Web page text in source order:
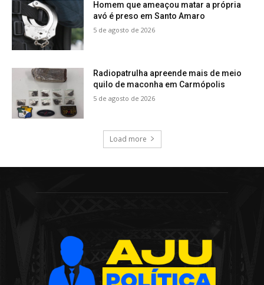
Homem que ameaçou matar a própria
avó é preso em Santo Amaro
5 de agosto de 2026
Radiopatrulha apreende mais de meio
quilo de maconha em Carmópolis
5 de agosto de 2026
Load more